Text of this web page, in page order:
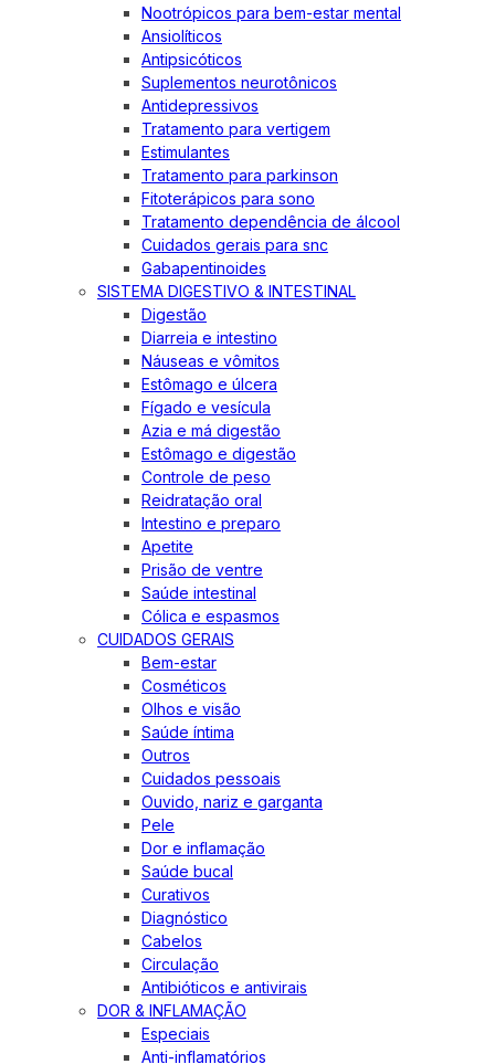
Nootrópicos para bem-estar mental
Ansiolíticos
Antipsicóticos
Suplementos neurotônicos
Antidepressivos
Tratamento para vertigem
Estimulantes
Tratamento para parkinson
Fitoterápicos para sono
Tratamento dependência de álcool
Cuidados gerais para snc
Gabapentinoides
SISTEMA DIGESTIVO & INTESTINAL
Digestão
Diarreia e intestino
Náuseas e vômitos
Estômago e úlcera
Fígado e vesícula
Azia e má digestão
Estômago e digestão
Controle de peso
Reidratação oral
Intestino e preparo
Apetite
Prisão de ventre
Saúde intestinal
Cólica e espasmos
CUIDADOS GERAIS
Bem-estar
Cosméticos
Olhos e visão
Saúde íntima
Outros
Cuidados pessoais
Ouvido, nariz e garganta
Pele
Dor e inflamação
Saúde bucal
Curativos
Diagnóstico
Cabelos
Circulação
Antibióticos e antivirais
DOR & INFLAMAÇÃO
Especiais
Anti-inflamatórios